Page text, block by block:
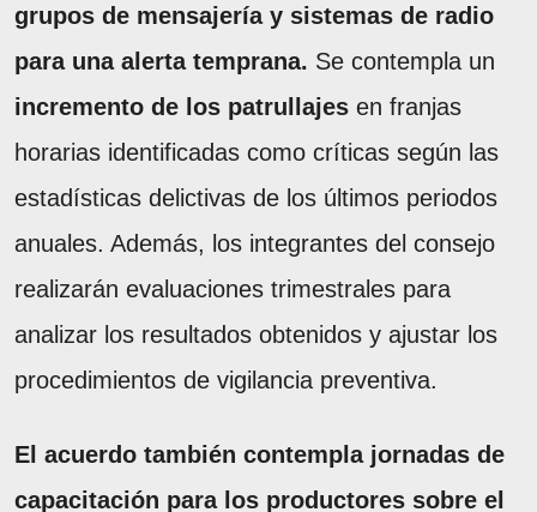
grupos de mensajería y sistemas de radio
para una alerta temprana. Se contempla un
incremento de los patrullajes en franjas
horarias identificadas como críticas según las
estadísticas delictivas de los últimos periodos
anuales. Además, los integrantes del consejo
realizarán evaluaciones trimestrales para
analizar los resultados obtenidos y ajustar los
procedimientos de vigilancia preventiva.
El acuerdo también contempla jornadas de
capacitación para los productores sobre el